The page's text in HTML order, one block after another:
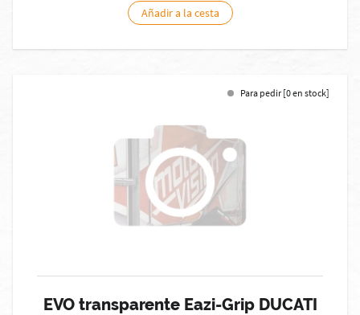
Añadir a la cesta
Para pedir [0 en stock]
EVO transparente Eazi-Grip DUCATI